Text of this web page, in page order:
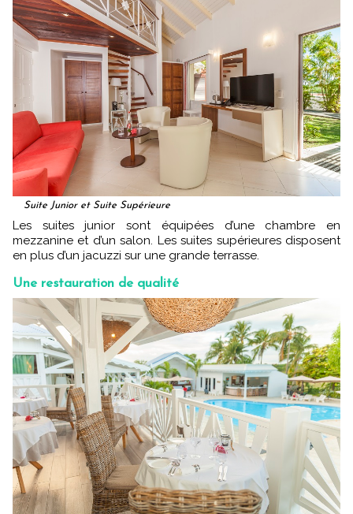
Suite Junior et Suite Supérieure
Les suites junior sont équipées d’une chambre en
mezzanine et d’un salon. Les suites supérieures disposent
en plus d’un jacuzzi sur une grande terrasse.
Une restauration de qualité